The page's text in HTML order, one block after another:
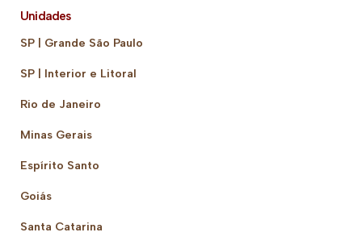
Unidades
SP | Grande São Paulo
SP | Interior e Litoral
Rio de Janeiro
Minas Gerais
Espírito Santo
Goiás
Santa Catarina